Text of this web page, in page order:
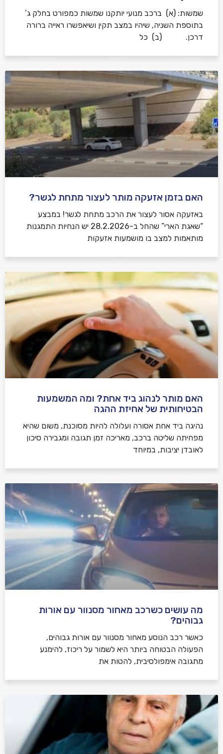
שמשות: (א) ברכב מנועי יותקנו שמשות כמפורט בחלק ג’
בתוספת השניה, שיהיו במצב תקין ושיאפשרו ראייה ברורה
דרכן. (ב) כל
האם בזמן אזעקה מותר לעצור מתחת לגשר?
באזעקה אסור לעצור את הרכב מתחת לגשר! במבצע
“שאגת הארי” שהחל ב-28.2.2026 יש הנחיות התמגנות
מותאמות למצב בו מושמעות אזעקות
האם מותר לנהוג ביד אחת? ומה המשמעות
הבטיחותית של אחיזת ההגה
נהיגה ביד אחת אסורה ועלולה להיות מסוכנת, משום שהיא
מפחיתה שליטה ברכב, מאריכה זמן תגובה ומגבירה סיכון
לאובדן יציבות, במיוחד
מה עושים כשרכב מאחור מסנוור עם אורות
גבוהים?
כאשר רכב הנוסע מאחור מסנוור עם אורות גבוהים,
הפעולה הבטוחה ביותר היא לשמור על ריכוז, להימנע
מתגובה אימפולסיבית, להטות את